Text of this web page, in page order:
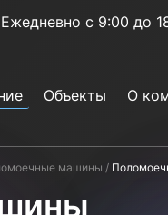
Ежедневно с 9:00 до
Объекты О
машины